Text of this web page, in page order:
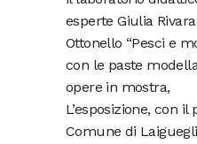
esperte Giulia
Ottonello “Pesci e
con le paste
opere in mostra,
L’esposizione, con
Comune di